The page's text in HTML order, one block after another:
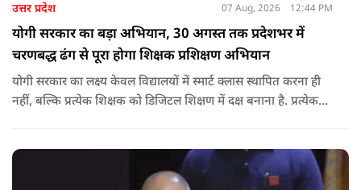
उत्तर प्रदेश 07 Aug, 2026 12:44 PM
योगी सरकार का बड़ा अभियान, 30 अगस्त तक प्रदेशभर में
चरणबद्ध ढंग से पूरा होगा शिक्षक प्रशिक्षण अभियान
योगी सरकार का लक्ष्य केवल विद्यालयों में स्मार्ट क्लास स्थापित करना ही
नहीं, बल्कि प्रत्येक शिक्षक को डिजिटल शिक्षण में दक्ष बनाना है. प्रत्येक